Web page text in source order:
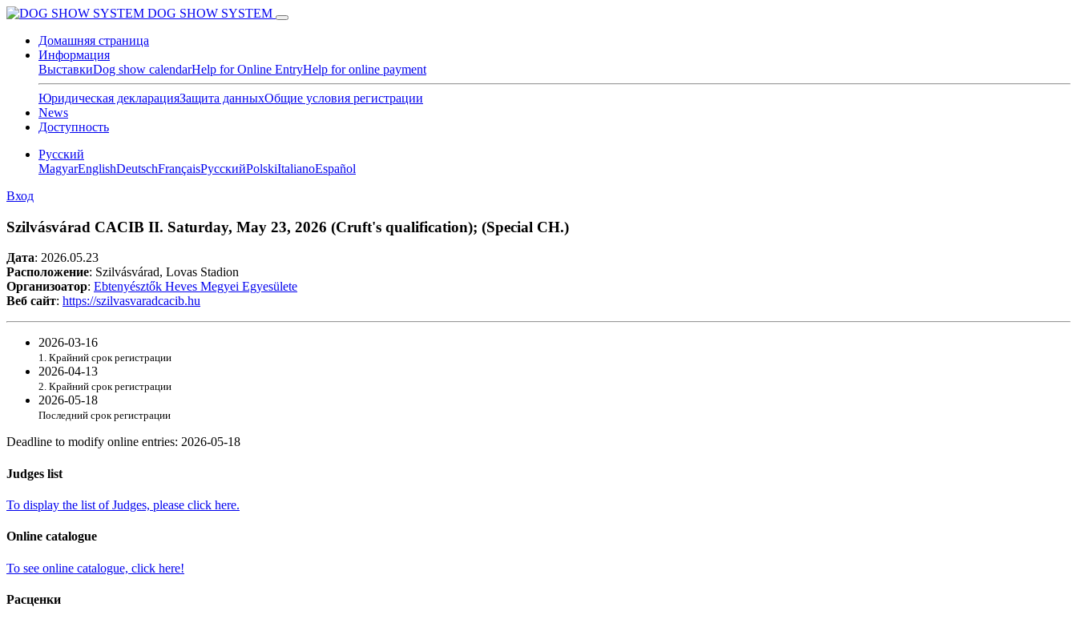
DOG SHOW SYSTEM
Домашняя страница
Информация
ВыставкиDog show calendarHelp for Online EntryHelp for online payment
Юридическая декларацияЗащита данныхОбщие условия регистрации
News
Доступность
Pусский
MagyarEnglishDeutschFrançaisPусскийPolskiItalianoEspañol
Вход
Szilvásvárad CACIB II. Saturday, May 23, 2026 (Cruft's qualification); (Special CH.)
Дата: 2026.05.23
Расположение: Szilvásvárad, Lovas Stadion
Организоатор: Ebtenyésztők Heves Megyei Egyesülete
Веб сайт: https://szilvasvaradcacib.hu
2026-03-16
1. Крайний срок регистрации
2026-04-13
2. Крайний срок регистрации
2026-05-18
Последний срок регистрации
Deadline to modify online entries: 2026-05-18
Judges list
To display the list of Judges, please click here.
Online catalogue
To see online catalogue, click here!
Расценки